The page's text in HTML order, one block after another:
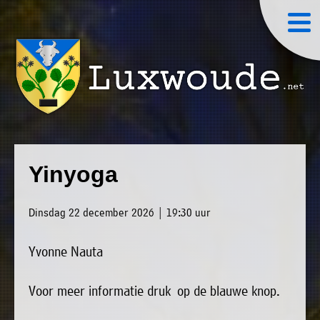
Yinyoga
Dinsdag 22 december 2026 | 19:30 uur
Yvonne Nauta
Voor meer informatie druk op de blauwe knop.
»
Nieuws
Agenda
Luxwoude.net
website@luxwoude.net
Plaatselijk
moment
het